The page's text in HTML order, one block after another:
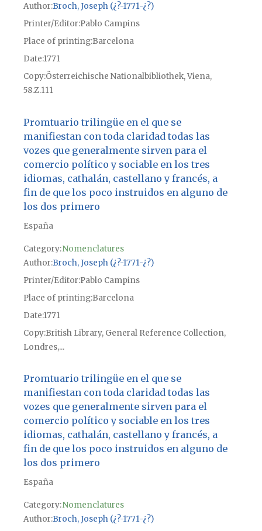
Author Broch, Joseph (¿?-1771-¿?)
Printer/Editor Pablo Campins
Place of printingBarcelona
Date1771
CopyÖsterreichische Nationalbibliothek, Viena,
58.Z.111
Promtuario trilingüe en el que se
manifiestan con toda claridad todas las
vozes que generalmente sirven para el
comercio político y sociable en los tres
idiomas, cathalán, castellano y francés, a
fin de que los poco instruidos en alguno de
los dos primero
España
Category:Nomenclatures
Author Broch, Joseph (¿?-1771-¿?)
Printer/Editor Pablo Campins
Place of printingBarcelona
Date1771
CopyBritish Library, General Reference Collection,
Londres,...
Promtuario trilingüe en el que se
manifiestan con toda claridad todas las
vozes que generalmente sirven para el
comercio político y sociable en los tres
idiomas, cathalán, castellano y francés, a
fin de que los poco instruidos en alguno de
los dos primero
España
Category:Nomenclatures
Author Broch, Joseph (¿?-1771-¿?)